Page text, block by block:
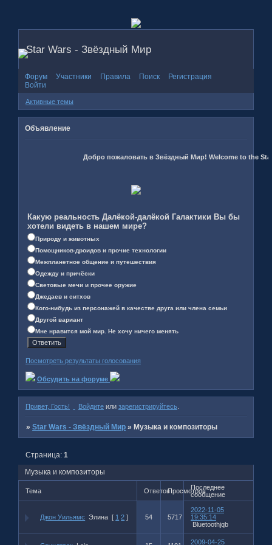
Star Wars - Звёздный Мир
Форум Участники Правила Поиск
Регистрация
Войти
Активные темы
Объявление
Добро пожаловать в Звёздный Мир! Welcome to the Star
Какую реальность Далёкой-далёкой Галактики Вы бы
хотели видеть в нашем мире?
Природу и животных
Помощников-дроидов и прочие технологии
Межпланетное общение и путешествия
Одежду и причёски
Световые мечи и прочее оружие
Джедаев и ситхов
Кого-нибудь из персонажей в качестве друга или члена семьи
Другой вариант
Мне нравится мой мир. Не хочу ничего менять
Посмотреть результаты голосования
Обсудить на форуме
Привет, Гость! Войдите или зарегистрируйтесь
»Star Wars - Звёздный Мир »Музыка и композиторы
Музыка и композиторы
Страница:1
Тема ОтветовПросмотровПоследнее
сообщение
Джон Уильямс Элина [ 1 2 ] 54 5717
2022-11-05
19:35:14
Bluetoothjqb
2009-04-25